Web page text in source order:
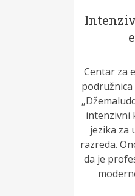
Centar za
intenzivni
jezika za
razreda.
da je